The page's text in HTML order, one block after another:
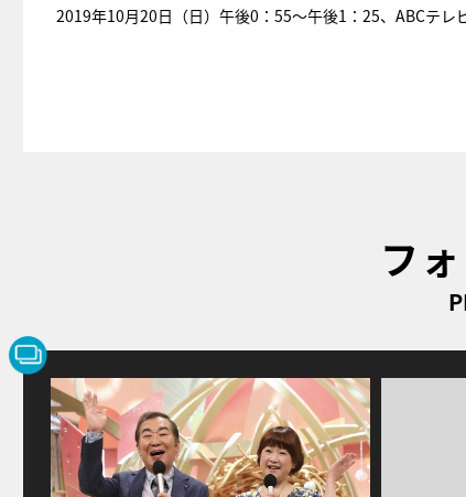
2019年10月20日（日）午後0：55～午後1：25、ABCテレ
フ